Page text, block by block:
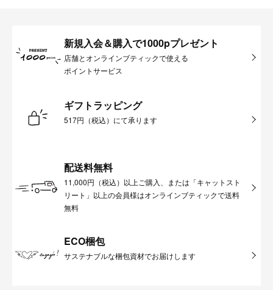
新規入会＆購入で1000pプレゼント
店舗とオンラインブティックで使える
ポイントサービス
ギフトラッピング
517円（税込）にて承ります
配送料無料
11,000円（税込）以上ご購入、または「キャットスト
リート」以上の会員様はオンラインブティックで送料
無料
ECO梱包
サステナブルな梱包資材でお届けします